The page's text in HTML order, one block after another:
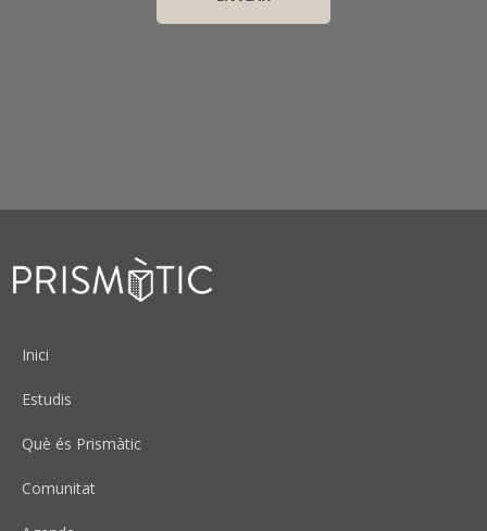
Peu
Inici
Estudis
Què és Prismàtic
Comunitat